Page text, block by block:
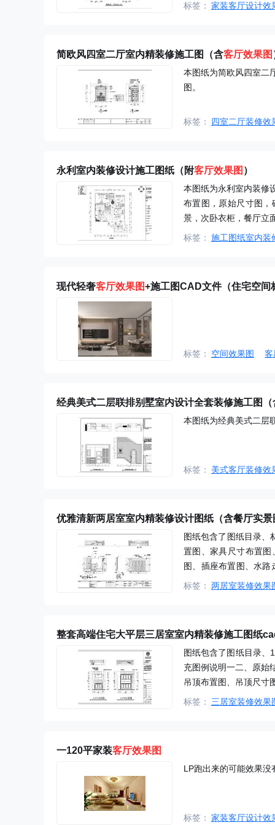
标签： 家装客厅设计效
简欧风四室二厅室内精装修施工图（含客厅效果图
本图纸为简欧风四室二
图。
标签： 四室二厅装修效
永利室内装修设计施工图纸（附客厅效果图 ）
本图纸为永利室内装修
布置图，原始尺寸图
景，次卧衣柜，餐厅立
标签： 施工图纸室内装
现代轻奢客厅效果图+施工图CAD文件（住宅空间
标签： 空间效果图 客
经典美式二层联排别墅室内设计全套装修施工图（
本图纸为经典美式二层
标签： 美式客厅装修效
优雅清新两居室室内精装修设计图纸（含餐厅实景
图纸包含了图纸目录、
置图、家具尺寸布置
图、插座布置图、水
生间、节点。
标签： 两居室装修效果
整套高端住宅大平层三居室室内精装修施工图纸
图纸包含了图纸目录、
充图例说明一二、原始
吊顶布置图、吊顶尺寸
布置图、立面索引图
标签： 三居室装修效果
一120平家装客厅效果图
LP跑出来的可能效果没
标签： 家装客厅设计效